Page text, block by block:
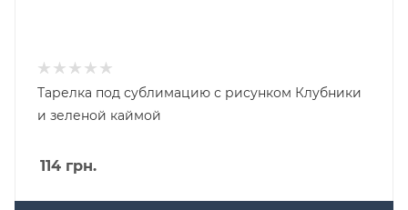
Тарелка под сублимацию с рисунком Клубники
и зеленой каймой
114 грн.